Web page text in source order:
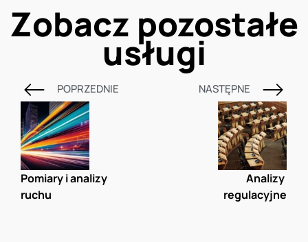
Zobacz pozostałe
usługi
POPRZEDNIE
Pomiary i analizy
ruchu
NASTĘPNE
Analizy
regulacyjne